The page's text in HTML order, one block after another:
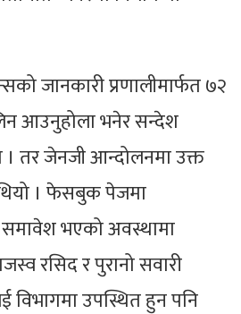
जानकारी प्रणालीमार्फत ७२
आउनुहोला भनेर सन्देश
। तर जेनजी आन्दोलनमा उक्त
। फेसबुक पेजमा
भएको अवस्थामा
रसिद र पुरानो सवारी
विभागमा उपस्थित हुन पनि